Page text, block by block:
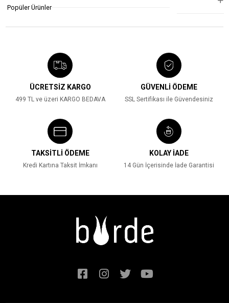
ÜCRETSİZ KARGO
499 TL ve üzeri KARGO BEDAVA
GÜVENLİ ÖDEME
SSL Sertifikası ile Güvendesiniz
TAKSİTLİ ÖDEME
Kredi Kartına Taksit İmkanı
KOLAY İADE
14 Gün İçerisinde İade Garantisi
Popüler Ürünler